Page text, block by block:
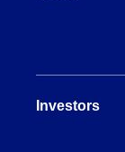
Investors